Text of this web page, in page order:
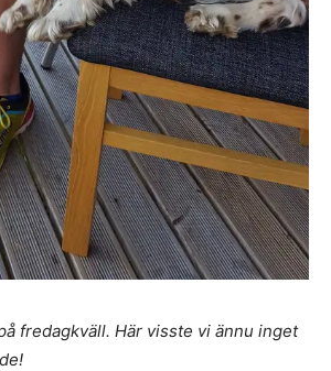
fredagkväll. Här visste vi ännu inget